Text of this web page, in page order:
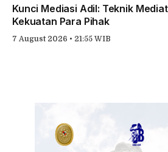
Kunci Mediasi Adil: Teknik
Kekuatan Para Pihak
7 August 2026 • 21:55 WIB